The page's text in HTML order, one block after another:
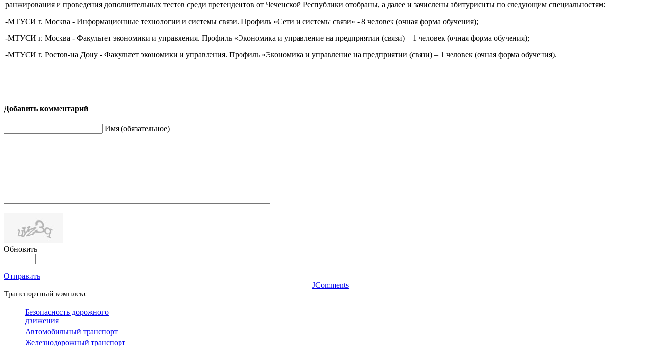
ранжирования и проведения дополнительных тестов среди претендентов от Чеченской Республики отобраны, а далее и зачислены абитуриенты по следующим специальностям:
-МТУСИ г. Москва - Информационные технологии и системы связи. Профиль «Сети и системы связи» - 8 человек (очная форма обучения);
-МТУСИ г. Москва - Факультет экономики и управления. Профиль «Экономика и управление на предприятии (связи) – 1 человек (очная форма обучения);
-МТУСИ г. Ростов-на Дону - Факультет экономики и управления. Профиль «Экономика и управление на предприятии (связи) – 1 человек (очная форма обучения).
Добавить комментарий
Имя (обязательное)
Обновить
Отправить
JComments
Транспортный комплекс
Безопасность дорожного
движения
Автомобильный транспорт
Железнодорожный транспорт